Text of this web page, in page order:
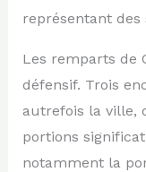
représentant des
Les remparts de
défensif. Trois
autrefois la ville,
portions
notamment la